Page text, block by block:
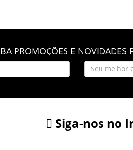
PROMOÇÕES E NOVIDADES
Siga-nos no